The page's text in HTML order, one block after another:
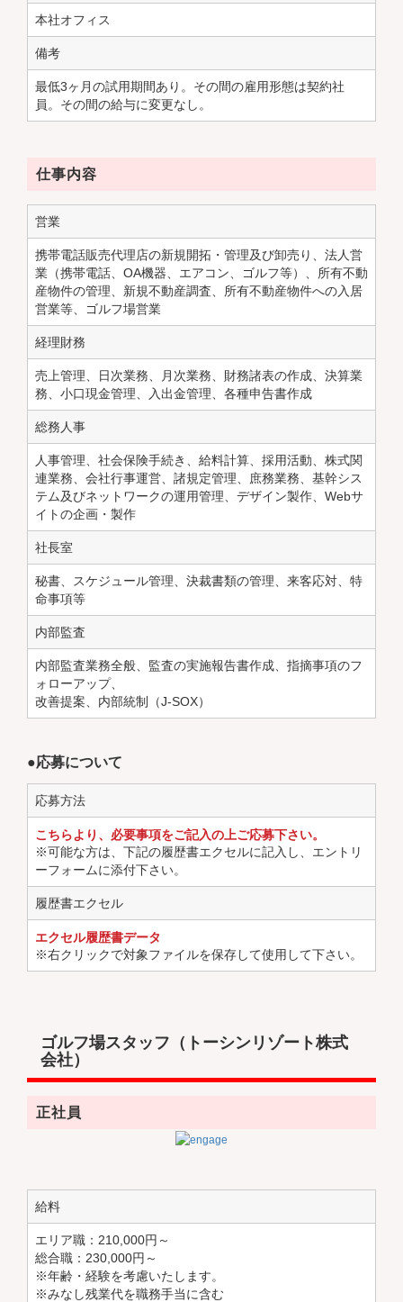
本社オフィス
備考
最低3ヶ月の試用期間あり。その間の雇用形態は契約社
員。その間の給与に変更なし。
仕事内容
営業
携帯電話販売代理店の新規開拓・管理及び卸売り、法人営
業（携帯電話、OA機器、エアコン、ゴルフ等）、所有不動
産物件の管理、新規不動産調査、所有不動産物件への入居
営業等、ゴルフ場営業
経理財務
売上管理、日次業務、月次業務、財務諸表の作成、決算業
務、小口現金管理、入出金管理、各種申告書作成
総務人事
人事管理、社会保険手続き、給料計算、採用活動、株式関
連業務、会社行事運営、諸規定管理、庶務業務、基幹シス
テム及びネットワークの運用管理、デザイン製作、Webサ
イトの企画・製作
社長室
秘書、スケジュール管理、決裁書類の管理、来客応対、特
命事項等
内部監査
内部監査業務全般、監査の実施報告書作成、指摘事項のフ
ォローアップ、
改善提案、内部統制（J-SOX）
●応募について
応募方法
こちらより、必要事項をご記入の上ご応募下さい。
※可能な方は、下記の履歴書エクセルに記入し、エントリ
ーフォームに添付下さい。
履歴書エクセル
エクセル履歴書データ
※右クリックで対象ファイルを保存して使用して下さい。
ゴルフ場スタッフ（トーシンリゾート株式
会社）
正社員
給料
エリア職：210,000円～
総合職：230,000円～
※年齢・経験を考慮いたします。
※みなし残業代を職務手当に含む